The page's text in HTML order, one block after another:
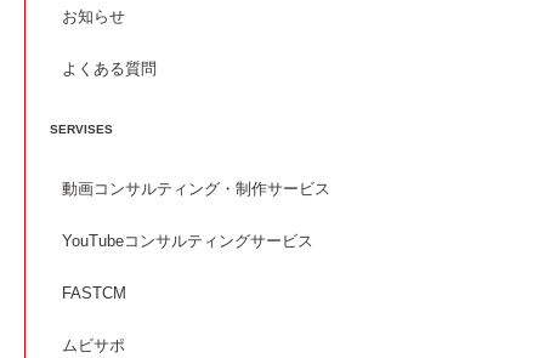
お知らせ
よくある質問
SERVISES
動画コンサルティング・制作サービス
YouTubeコンサルティングサービス
FASTCM
ムビサポ